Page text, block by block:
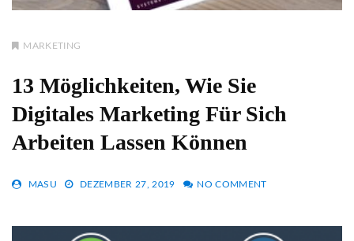
MARKETING
13 Möglichkeiten, Wie Sie
Digitales Marketing Für Sich
Arbeiten Lassen Können
MASU DEZEMBER 27, 2019 NO COMMENT